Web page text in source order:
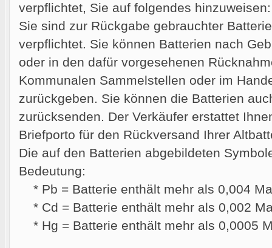
verpflichtet, Sie auf folgendes hinzuweisen:
Sie sind zur Rückgabe gebrauchter
verpflichtet. Sie können Batterien nach
oder in den dafür vorgesehenen
Kommunalen Sammelstellen oder im
zurückgeben. Sie können die Batterien
zurücksenden. Der Verkäufer erstattet
Briefporto für den Rückversand Ihrer
Die auf den Batterien abgebildeten
Bedeutung:
* Pb = Batterie enthält mehr als 0,004
* Cd = Batterie enthält mehr als 0,002
* Hg = Batterie enthält mehr als 0,0005